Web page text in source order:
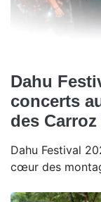
Dahu
concerts
des Carroz
Dahu Festival
cœur des